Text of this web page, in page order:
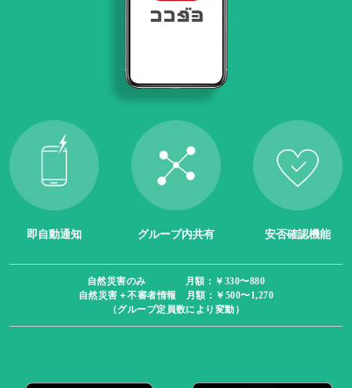
即自動通知 グループ内共有 安否確認機能
自然災害のみ 月額：￥330〜880
自然災害＋不審者情報 月額：￥500〜1,270
（グループ定員数により変動）